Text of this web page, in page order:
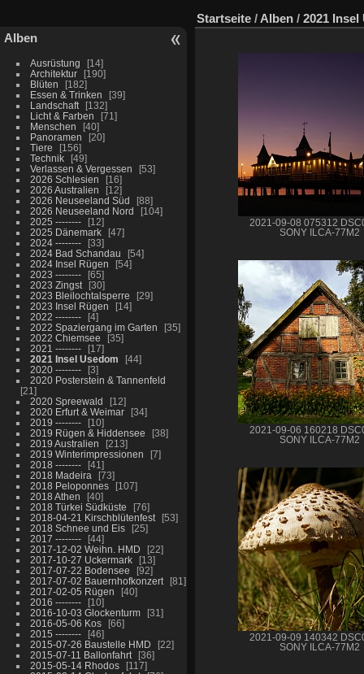
Alben
Ausrüstung
14
Architektur
190
Blüten
182
Essen & Trinken
39
Landschaft
132
Licht & Farben
71
Menschen
40
Panoramen
20
Tiere
156
Technik
49
Verlassen & Vergessen
53
2026 Schlesien
16
2026 Australien
12
2026 Neuseeland Süd
88
2026 Neuseeland Nord
104
2025 --------
12
2025 Dänemark
47
2024 --------
33
2024 Bad Schandau
54
2024 Insel Rügen
54
2023 --------
65
2023 Zingst
30
2023 Bleilochtalsperre
29
2023 Insel Rügen
14
2022 --------
4
2022 Spaziergang im Garten
35
2022 Chiemsee
35
2021 --------
17
2021 Insel Usedom
44
2020 --------
3
2020 Posterstein & Tannenfeld
21
2020 Spreewald
12
2020 Erfurt & Weimar
34
2019 --------
10
2019 Rügen & Hiddensee
38
2019 Australien
213
2019 Winterimpressionen
7
2018 --------
41
2018 Madeira
73
2018 Peloponnes
107
2018 Athen
40
2018 Türkei Südküste
76
2018-04-21 Kirschblütenfest
53
2018 Schnee und Eis
25
2017 --------
44
2017-12-02 Weihn. HMD
22
2017-10-27 Uckermark
13
2017-07-22 Bodensee
92
2017-07-02 Bauernhofkonzert
81
2017-02-05 Rügen
40
2016 --------
10
2016-10-03 Glockenturm
31
2016-05-06 Kos
66
2015 --------
46
2015-07-26 Baustelle HMD
22
2015-07-11 Ballonfahrt
36
2015-05-14 Rhodos
117
Startseite / Alben / 2021 Insel
2021-09-08 075312
SONY ILCA-77M2
2021-09-06 160218
SONY ILCA-77M2
2021-09-09 140342
SONY ILCA-77M2